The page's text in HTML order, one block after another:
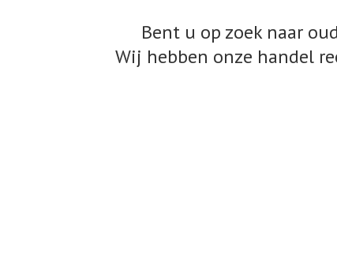
Bent u op zoek naar
Wij hebben onze handel